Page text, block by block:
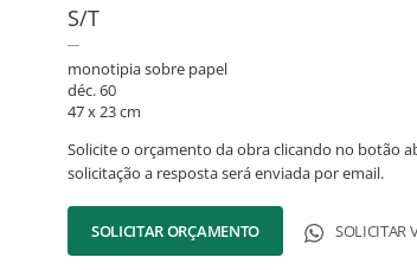
S/T
monotipia sobre papel
déc. 60
47 x 23 cm
Solicite o orçamento da obra clicando no botão
solicitação a resposta será enviada por email.
SOLICITAR ORÇAMENTO SOLICITAR